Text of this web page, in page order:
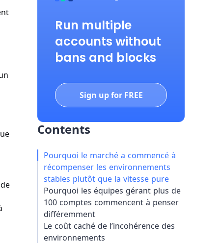
Run multiple
accounts without
bans and blocks
Sign up for FREE
Contents
Pourquoi le marché a commencé à
récompenser les environnements
stables plutôt que la vitesse pure
Pourquoi les équipes gérant plus de
100 comptes commencent à penser
différemment
Le coût caché de l’incohérence des
environnements